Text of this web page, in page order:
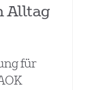
Alltag
für